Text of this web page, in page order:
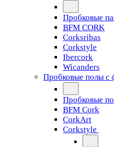
Пробковые
BFM CORK
Corksribas
Corkstyle
Ibercork
Wicanders
Пробковые полы с
Пробковые
BFM Cork
CorkArt
Corkstyle